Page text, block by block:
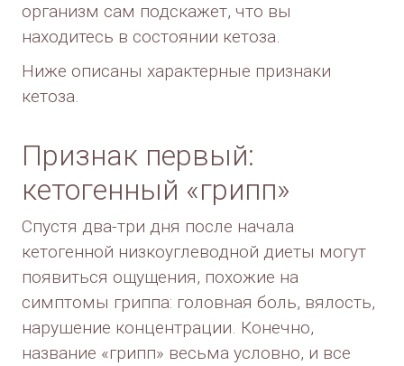
организм сам подскажет, что вы
находитесь в состоянии кетоза.
Ниже описаны характерные признаки
кетоза.
Признак первый:
кетогенный «грипп»
Спустя два-три дня после начала
кетогенной низкоуглеводной диеты могут
появиться ощущения, похожие на
симптомы гриппа: головная боль, вялость,
нарушение концентрации. Конечно,
название «грипп» весьма условно, и все